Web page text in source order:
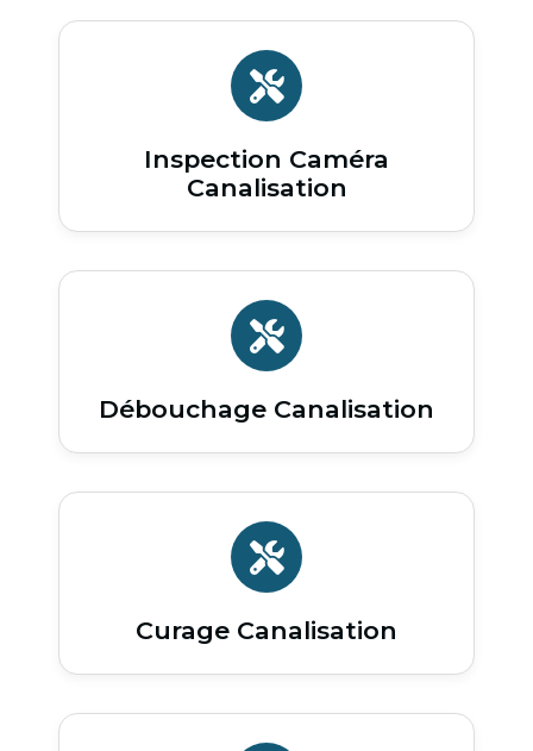
Inspection Caméra
Canalisation
Débouchage Canalisation
Curage Canalisation